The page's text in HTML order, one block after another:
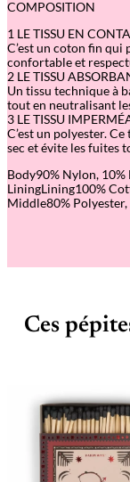
COMPOSITION
1 LE TISSU EN
C’est un coton fin
confortable et
2 LE TISSU
Un tissu technique à
tout en neutralisant
3 LE TISSU
C’est un polyester.
sec et évite les fuites
Body90% Nylon, 10%
LiningLining100%
Middle80%
Ces